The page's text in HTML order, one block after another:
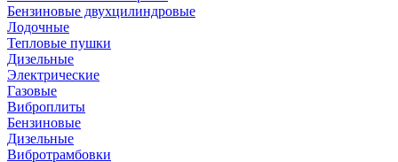
Бензиновые двухцилиндровые
Лодочные
Тепловые пушки
Дизельные
Электрические
Газовые
Виброплиты
Бензиновые
Дизельные
Вибротрамбовки